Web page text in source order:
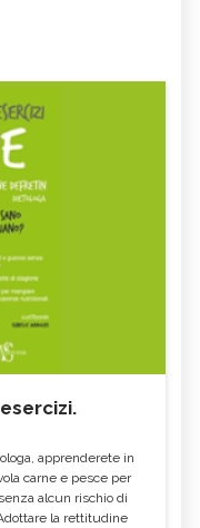
apprenderete in
carne e pesce per
alcun rischio di
la rettitudine